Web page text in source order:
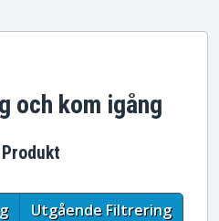
och kom igång
Utgående Filtrering